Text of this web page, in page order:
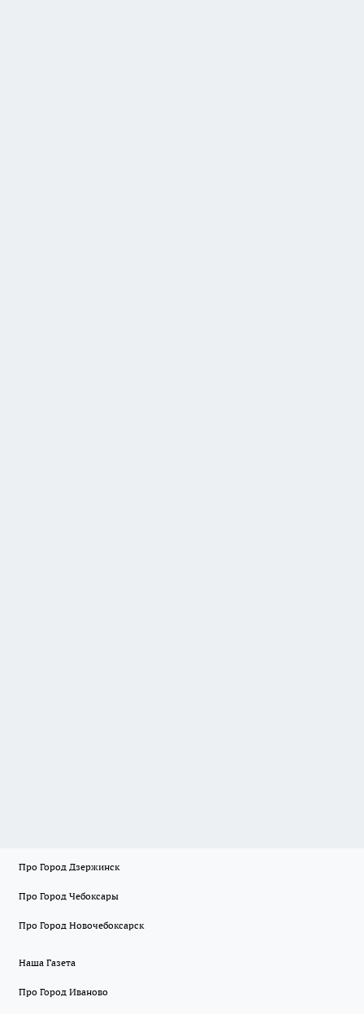
Про Город Дзержинск
Про Город Чебоксары
Про Город Новочебоксарск
Наша Газета
Про Город Иваново